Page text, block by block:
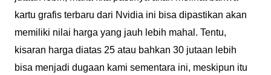
kartu grafis terbaru dari Nvidia ini bisa dipastikan akan
memiliki nilai harga yang jauh lebih mahal. Tentu,
kisaran harga diatas 25 atau bahkan 30 jutaan lebih
bisa menjadi dugaan kami sementara ini, meskipun itu